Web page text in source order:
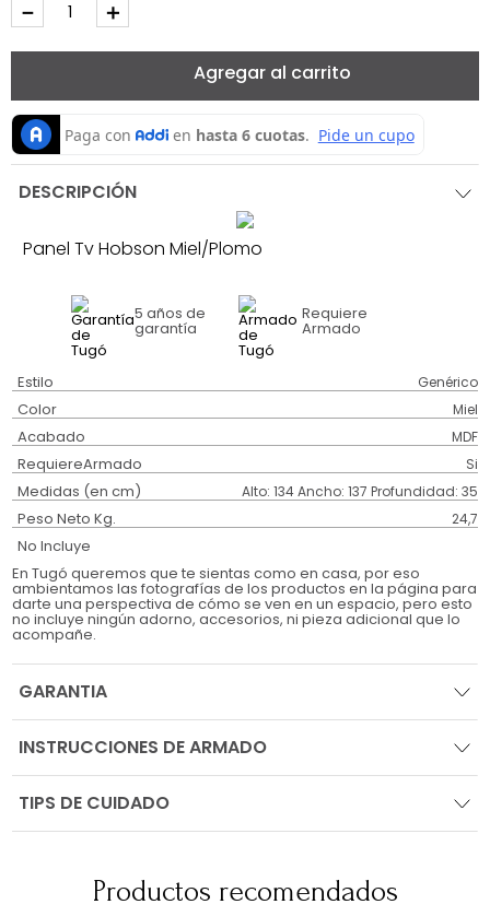
＋
－
Agregar al carrito
DESCRIPCIÓN
Panel Tv Hobson Miel/Plomo
5 años de
garantía
Requiere
Armado
Estilo Genérico
Color Miel
Acabado MDF
RequiereArmado Si
Medidas (en cm) Alto: 134 Ancho: 137 Profundidad: 35
Peso Neto Kg. 24,7
No Incluye
En Tugó queremos que te sientas como en casa, por eso
ambientamos las fotografías de los productos en la página para
darte una perspectiva de cómo se ven en un espacio, pero esto
no incluye ningún adorno, accesorios, ni pieza adicional que lo
acompañe.
GARANTIA
INSTRUCCIONES DE ARMADO
TIPS DE CUIDADO
Productos recomendados